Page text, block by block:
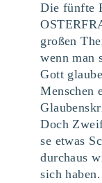
Die fünfte
großen
wenn man
Gott
Menschen
Doch
se etwas
durchaus
sich